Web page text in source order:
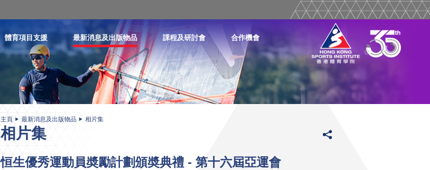
體育項目支援 最新消息及出版物品 課程及研討會 合作機會
主頁 最新消息及出版物品 相片集
相片集
恒生優秀運動員奬勵計劃頒奬典禮 - 第十六屆亞運會